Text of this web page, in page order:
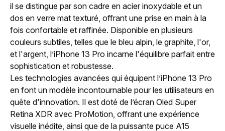
il se distingue par son cadre en acier inoxydable et un
dos en verre mat texturé, offrant une prise en main à la
fois confortable et raffinée. Disponible en plusieurs
couleurs subtiles, telles que le bleu alpin, le graphite, l'or,
et l'argent, l’iPhone 13 Pro incarne l'équilibre parfait entre
sophistication et robustesse.
Les technologies avancées qui équipent l’iPhone 13 Pro
en font un modèle incontournable pour les utilisateurs en
quête d'innovation. Il est doté de l’écran Oled Super
Retina XDR avec ProMotion, offrant une expérience
visuelle inédite, ainsi que de la puissante puce A15